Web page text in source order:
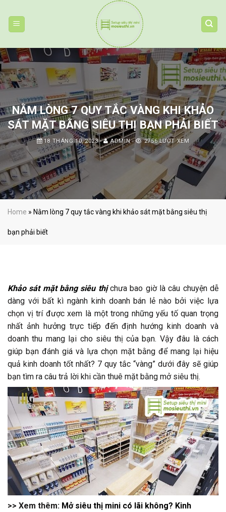
content
NẰM LÒNG 7 QUY TẮC VÀNG KHI KHẢO
SÁT MẶT BẰNG SIÊU THỊ BẠN PHẢI BIẾT
18 THÁNG 10, 2023- ADMIN- 2756 LƯỢT XEM
Home » Nằm lòng 7 quy tắc vàng khi khảo sát mặt bằng siêu thị
bạn phải biết
Khảo sát mặt bằng siêu thịchưa bao giờ là câu chuyện dễ
dàng với bất kì ngành kinh doanh bán lẻ nào bởi việc lựa
chọn vị trí được xem là một trong những yếu tố quan trọng
nhất ảnh hưởng trực tiếp đến định hướng kinh doanh và
doanh thu mang lại cho siêu thị của bạn. Vậy đâu là cách
giúp bạn đánh giá và lựa chọn mặt bằng để mang lại hiệu
quả kinh doanh tốt nhất? 7 quy tắc “vàng” dưới đây sẽ giúp
bạn tìm ra câu trả lời khi cần thuê mặt bằng mở siêu thị.
>> Xem thêm: Mở siêu thị mini có lãi không? Kinh